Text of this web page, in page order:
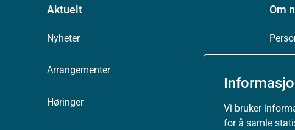
Vi bruker
for å samle
Aktuelt
Nyheter
Arrangementer
Høringer
Om